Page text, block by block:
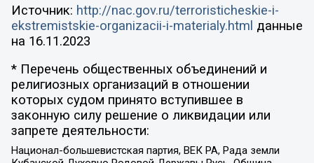
Источник: http://nac.gov.ru/terroristicheskie-i-
ekstremistskie-organizacii-i-materialy.html данные
на 16.11.2023
* Перечень общественных объединений и
религиозных организаций в отношении
которых судом принято вступившее в
законную силу решение о ликвидации или
запрете деятельности:
Национал-большевистская партия, ВЕК РА, Рада земли